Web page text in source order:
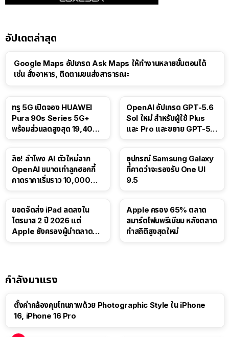
อัปเดตล่าสุด
Google Maps อัปเกรด Ask Maps ให้ทำงานหลายขั้นตอนได้
เช่น สั่งอาหาร, ติดตามขนส่งสาธารณะ
ทรู 5G เปิดจอง HUAWEI
Pura 90s Series 5G+
พร้อมส่วนลดสูงสุด 19,400
OpenAI อัปเกรด GPT-5.6
Sol ใหม่ สำหรับผู้ใช้ Plus
และ Pro และขยาย GPT-5.6
ลือ! ลำโพง AI ตัวใหม่จาก
OpenAI ขนาดเท่าลูกฮอกกี้
คาดราคาเริ่มราว 10,000
อุปกรณ์ Samsung Galaxy
ที่คาดว่าจะรองรับ One UI
9.5
ยอดจัดส่ง iPad ลดลงใน
ไตรมาส 2 ปี 2026 แต่
Apple ยังครองผู้นำตลาด
Apple ครอง 65% ตลาด
สมาร์ตโฟนพรีเมียม หลังตลาด
ทำสถิติสูงสุดใหม่
กำลังมาแรง
ตั้งค่ากล้องคุมโทนภาพด้วย Photographic Style ใน iPhone
16, iPhone 16 Pro